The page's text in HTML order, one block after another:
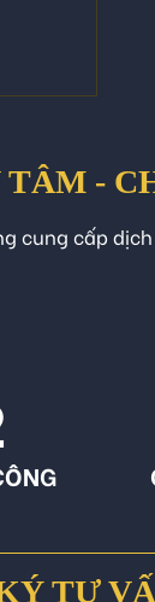
-
cung cấp
TƯ